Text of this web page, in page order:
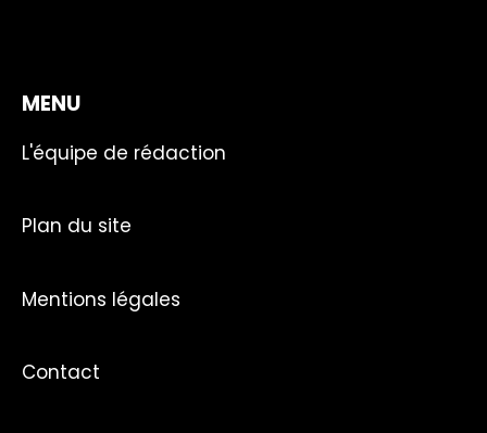
MENU
L'équipe de rédaction
Plan du site
Mentions légales
Contact